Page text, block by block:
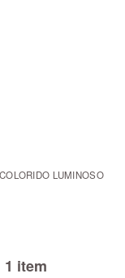
LUMINOSO
1 item